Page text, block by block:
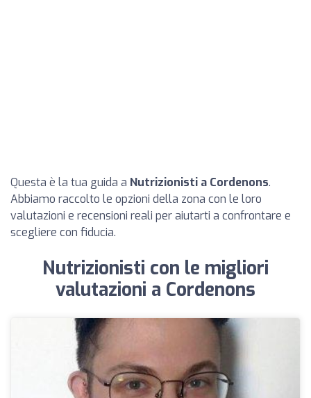
Questa è la tua guida a Nutrizionisti a Cordenons.
Abbiamo raccolto le opzioni della zona con le loro
valutazioni e recensioni reali per aiutarti a confrontare e
scegliere con fiducia.
Nutrizionisti con le migliori
valutazioni a Cordenons